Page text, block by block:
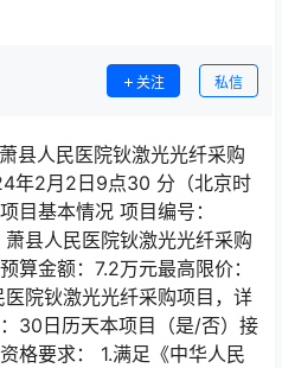
关注 私信
县人民医院钬激光光纤采购
年2月2日9点30 分（北京时
目基本情况 项目编号：
县人民医院钬激光光纤采购
算金额：7.2万元最高限价：
院钬激光光纤采购项目，详
30日历天本项目（是/否）接
格要求： 1.满足《中华人民